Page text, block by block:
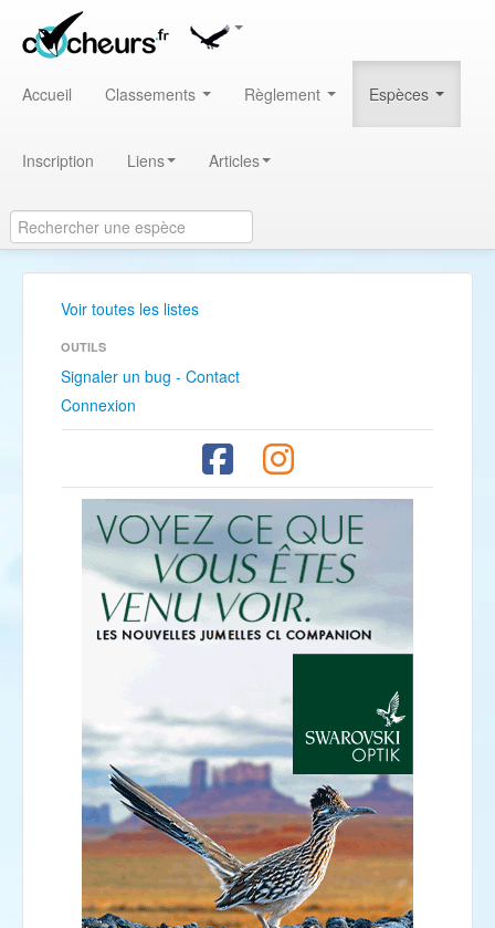
Accueil Classements Règlement Espèces
Inscription Liens Articles
Voir toutes les listes
OUTILS
Signaler un bug - Contact
Connexion